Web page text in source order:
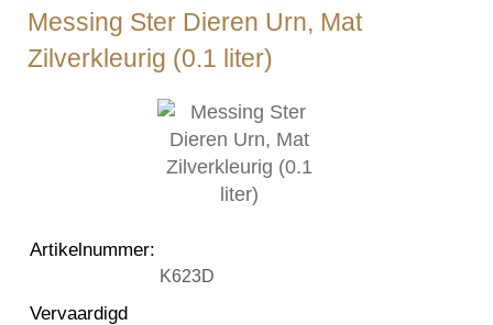
Messing Ster Dieren Urn, Mat
Zilverkleurig (0.1 liter)
Artikelnummer:
K623D
Vervaardigd